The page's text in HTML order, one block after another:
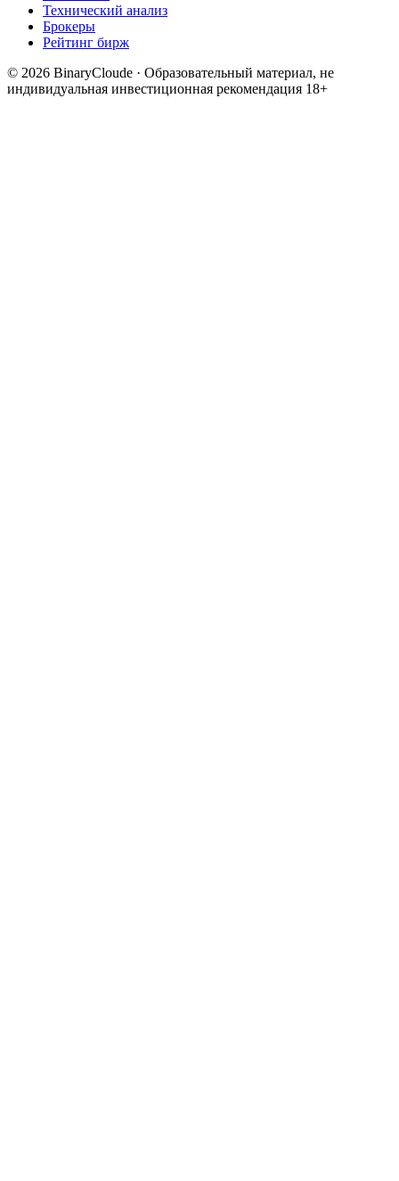
Технический анализ
Брокеры
Рейтинг бирж
© 2026 BinaryCloude · Образовательный материал, не
индивидуальная инвестиционная рекомендация 18+